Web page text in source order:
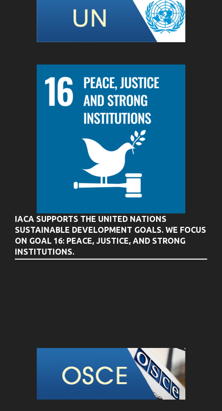
IACA SUPPORTS THE UNITED NATIONS
SUSTAINABLE DEVELOPMENT GOALS. WE FOCUS
ON GOAL 16: PEACE, JUSTICE, AND STRONG
INSTITUTIONS.